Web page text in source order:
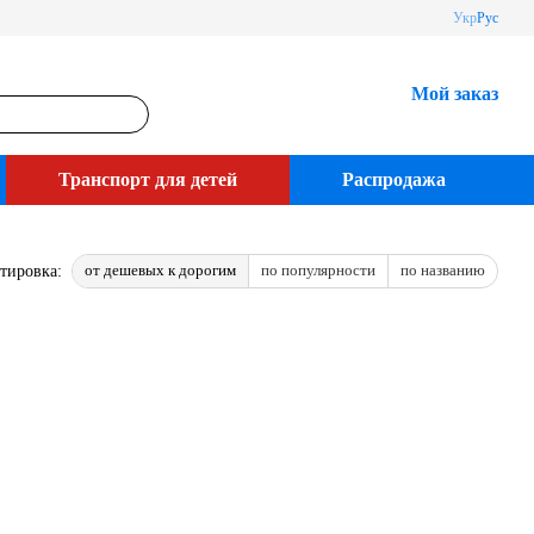
УкрРус
Мой заказ
Транспорт для детей Распродажа
от дешевых к дорогим по популярности по названию